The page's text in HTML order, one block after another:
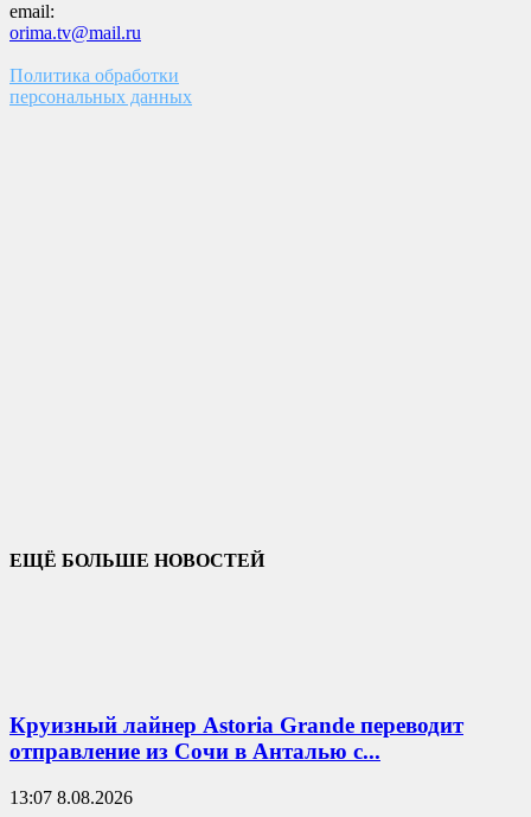
email:
orima.tv@mail.ru
Политика обработки
персональных данных
ЕЩЁ БОЛЬШЕ НОВОСТЕЙ
Круизный лайнер Astoria Grande переводит
отправление из Сочи в Анталью с...
13:07 8.08.2026